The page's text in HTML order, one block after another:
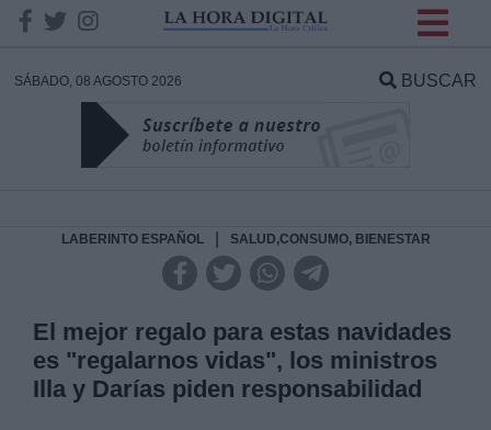
SÁBADO, 08 AGOSTO 2026 BUSCAR
LABERINTO ESPAÑOL SALUD,CONSUMO, BIENESTAR
El mejor regalo para estas navidades
es "regalarnos vidas", los ministros
Illa y Darías piden responsabilidad
DATOS
Responsable:
Legitimación: